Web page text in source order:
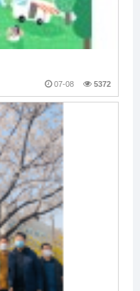
07-08 5372